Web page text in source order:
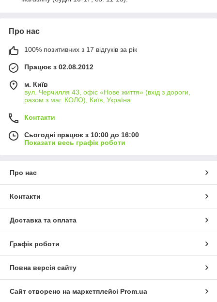
Про нас
100% позитивних з 17 відгуків за рік
Працює з 02.08.2012
м. Київ
вул. Черчилля 43, офіс «Нове життя» (вхід з дороги,
разом з маг. КОЛО), Київ, Україна
Контакти
Сьогодні працює з 10:00 до 16:00
Показати весь графік роботи
Про нас
Контакти
Доставка та оплата
Графік роботи
Повна версія сайту
Сайт створено на маркетплейсі Prom.ua